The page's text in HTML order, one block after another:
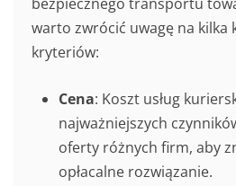
warto zwrócić uwagę na kilka
kryteriów:
Cena: Koszt usług
najważniejszych
oferty różnych firm, aby
opłacalne rozwiązanie.